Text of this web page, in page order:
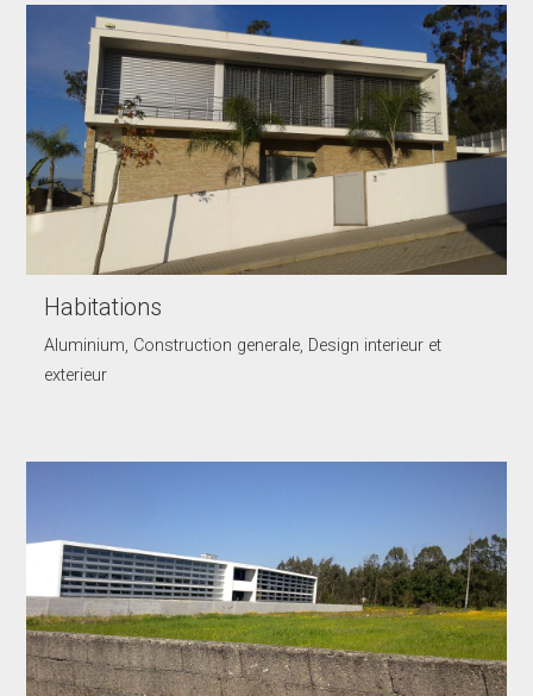
Habitations
Aluminium, Construction generale, Design interieur et
exterieur